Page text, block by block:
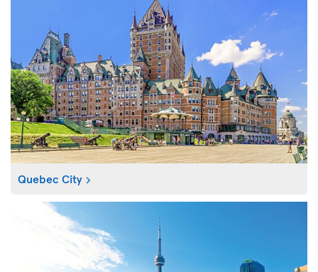
Quebec City